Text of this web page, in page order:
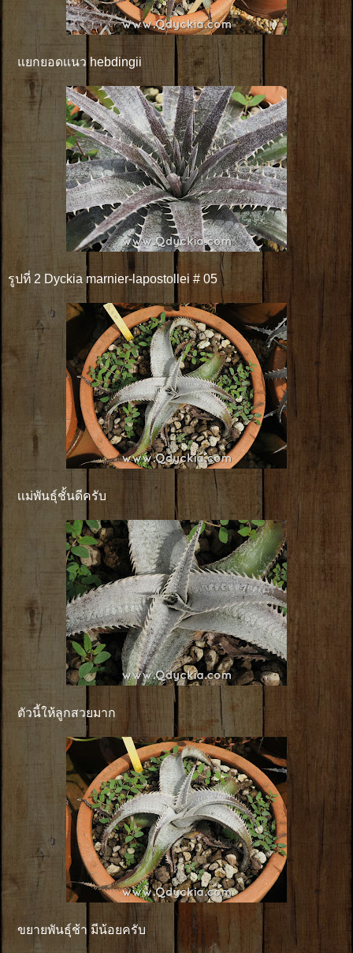
แยกยอดเเนว hebdingii
รูปที่ 2 Dyckia marnier-lapostollei # 05
เเม่พันธุ์ชั้นดีครับ
ตัวนี้ให้ลูกสวยมาก
ขยายพันธุ์ช้า มีน้อยครับ